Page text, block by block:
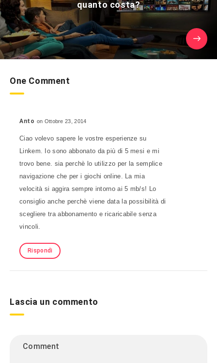
quanto costa?
One Comment
Anto on Ottobre 23, 2014
Ciao volevo sapere le vostre esperienze su
Linkem. Io sono abbonato da più di 5 mesi e mi
trovo bene. sia perchè lo utilizzo per la semplice
navigazione che per i giochi online. La mia
velocità si aggira sempre intorno ai 5 mb/s! Lo
consiglio anche perchè viene data la possibilità di
scegliere tra abbonamento e ricaricabile senza
vincoli.
Rispondi
Lascia un commento